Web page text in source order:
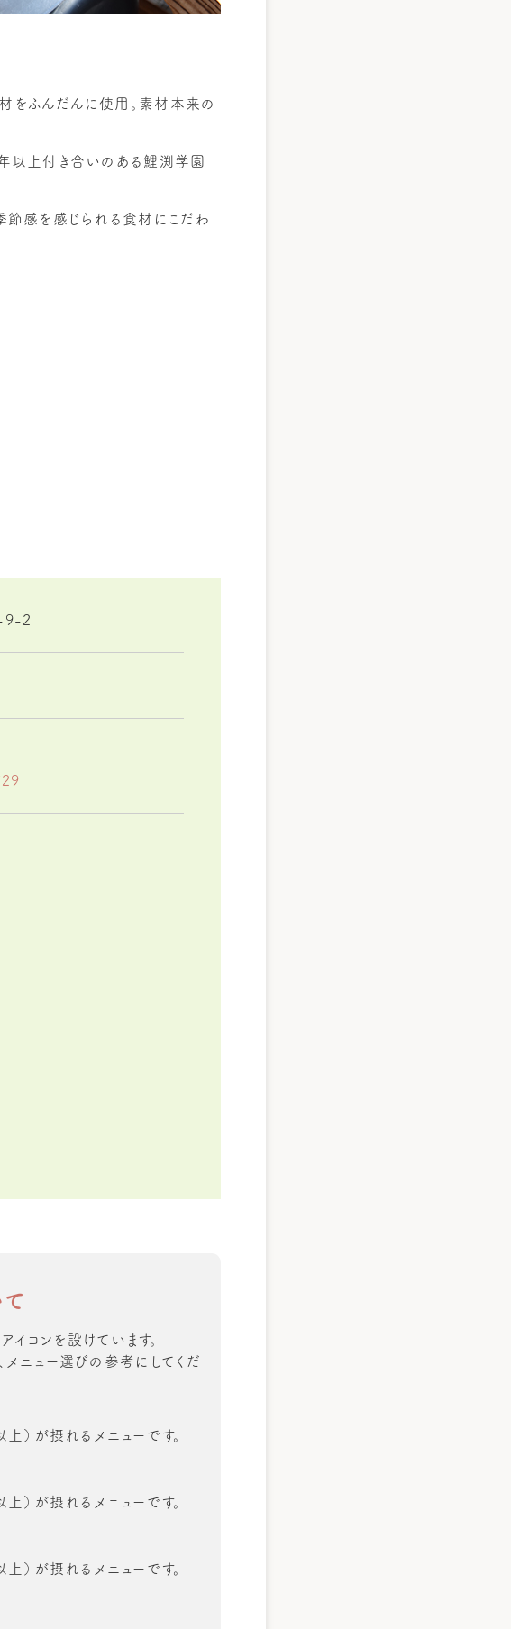
をふんだんに使用。素材本来の
以上付き合いのある鯉渕学園
感を感じられる食材にこだわ
9-2
コンを設けています。
ニュー選びの参考にしてくだ
が摂れるメニューです。
が摂れるメニューです。
が摂れるメニューです。